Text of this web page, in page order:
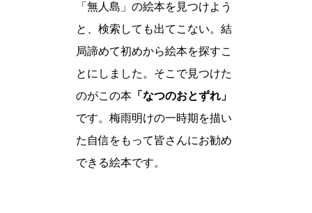
「無人島」の絵本を見つけよう
と、検索しても出てこない。結
局諦めて初めから絵本を探すこ
とにしました。そこで見つけた
のがこの本 「なつのおとずれ」
です。梅雨明けの一時期を描い
た自信をもって皆さんにお勧め
できる絵本です。